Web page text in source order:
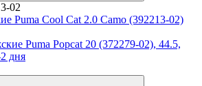
02
Puma Cool Cat 2.0 Camo (392213-02)